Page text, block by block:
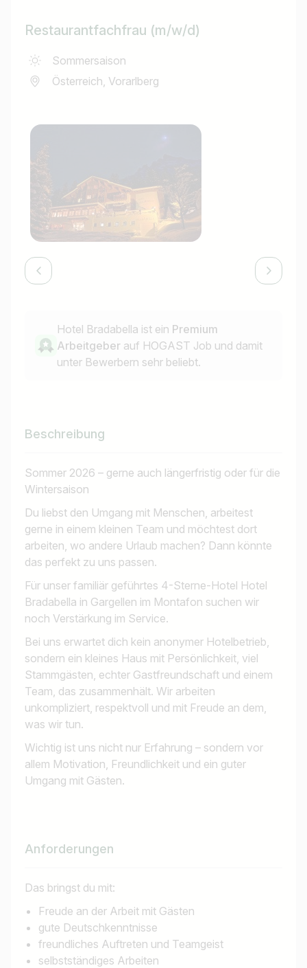
Restaurantfachfrau (m/w/d)
Sommersaison
Österreich, Vorarlberg
Hotel Bradabella ist ein Premium
Arbeitgeber auf HOGAST Job und damit
unter Bewerbern sehr beliebt.
Beschreibung
Sommer 2026 – gerne auch längerfristig oder für die
Wintersaison
Du liebst den Umgang mit Menschen, arbeitest
gerne in einem kleinen Team und möchtest dort
arbeiten, wo andere Urlaub machen? Dann könnte
das perfekt zu uns passen.
Für unser familiär geführtes 4-Sterne-Hotel Hotel
Bradabella in Gargellen im Montafon suchen wir
noch Verstärkung im Service.
Bei uns erwartet dich kein anonymer Hotelbetrieb,
sondern ein kleines Haus mit Persönlichkeit, viel
Stammgästen, echter Gastfreundschaft und einem
Team, das zusammenhält. Wir arbeiten
unkompliziert, respektvoll und mit Freude an dem,
was wir tun.
Wichtig ist uns nicht nur Erfahrung – sondern vor
allem Motivation, Freundlichkeit und ein guter
Umgang mit Gästen.
Anforderungen
Das bringst du mit:
Freude an der Arbeit mit Gästen
gute Deutschkenntnisse
freundliches Auftreten und Teamgeist
selbstständiges Arbeiten